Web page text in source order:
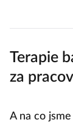
Terapie